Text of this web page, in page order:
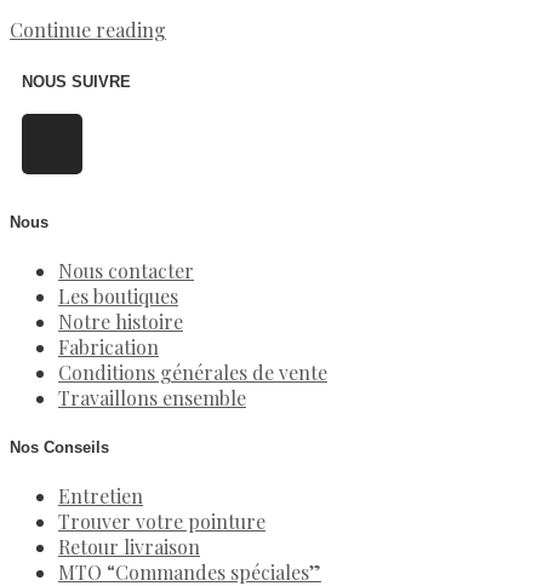
Continue reading
NOUS SUIVRE
Nous
Nous contacter
Les boutiques
Notre histoire
Fabrication
Conditions générales de vente
Travaillons ensemble
Nos Conseils
Entretien
Trouver votre pointure
Retour livraison
MTO “Commandes spéciales”